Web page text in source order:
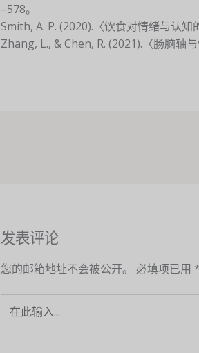
–578。
Smith, A. P. (2020).〈饮食对情绪与认知
Zhang, L., & Chen, R. (2021).〈肠脑轴
发表评论
您的邮箱地址不会被公开。 必填项已用 *